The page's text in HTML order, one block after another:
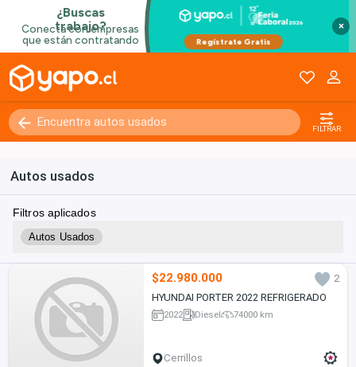
×
FILTRAR
Autos usados
Filtros aplicados
Autos Usados
$22.980.000
2
HYUNDAI PORTER 2022 REFRIGERADO
2022 Diesel 74000 km
Cerrillos